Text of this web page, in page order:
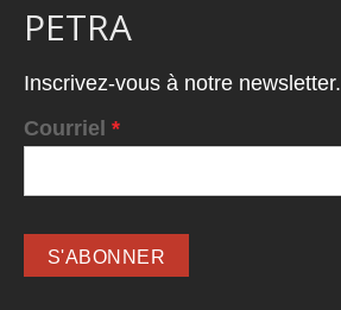
PETRA
Inscrivez-vous à notre newsletter.
Courriel *